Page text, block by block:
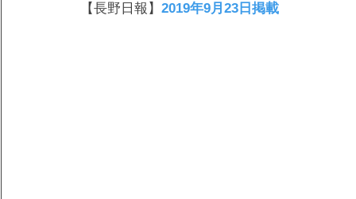
【長野日報】 2019年9月23日掲載